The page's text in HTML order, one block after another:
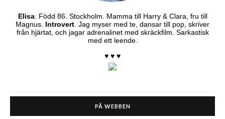
Elisa. Född 86. Stockholm. Mamma till Harry & Clara, fru till
Magnus. Introvert . Jag myser med te, dansar till pop, skriver
från hjärtat, och jagar adrenalinet med skräckfilm. Sarkastisk
med ett leende.
♥ ♥ ♥
PÅ WEBBEN